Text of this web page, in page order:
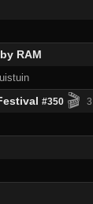
RAM
#350 🎬 3